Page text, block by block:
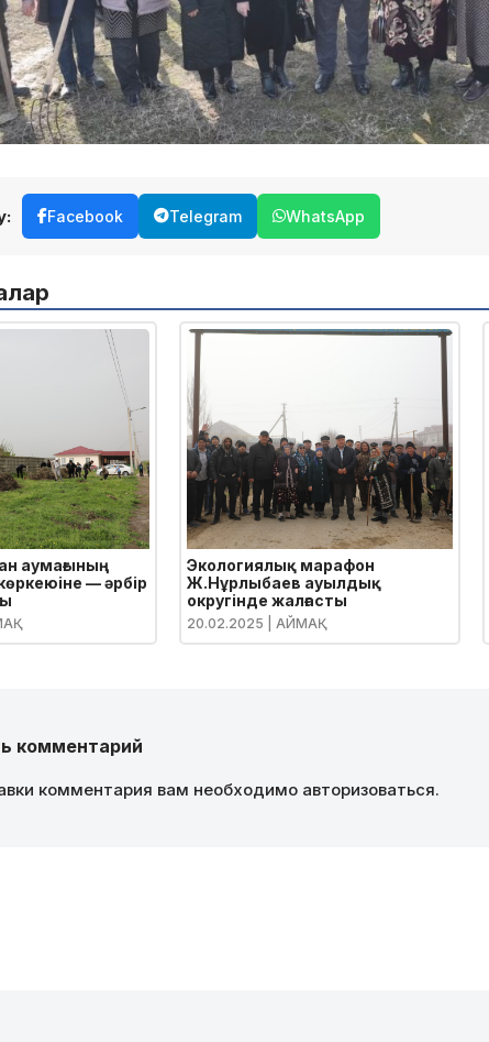
Facebook Telegram WhatsApp
аумағының
— әрбір
Экологиялық марафон
Ж.Нұрлыбаев ауылдық
округінде жалғасты
20.02.2025 | АЙМАҚ
комментарий
комментария вам необходимо авторизоваться.